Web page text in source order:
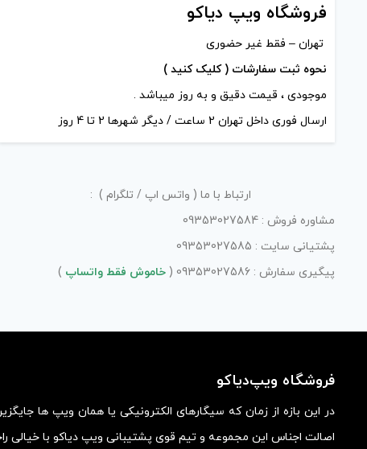
فروشگاه ویپ دیاکو
تهران – فقط غیر حضوری
نحوه ثبت سفارشات ( کلیک کنید )
موجودی ، قیمت دقیق و به روز میباشد .
ارسال فوری داخل تهران 2 ساعت / دیگر شهرها 2 تا 4 روز
ارتباط با ما ( واتس اپ / تلگرام ) :
مشاوره فروش : 09353027584
پشتیانی سایت : 09353027585
پیگیری سفارش : 09353027586 (
خاموش فقط واتساپ )
فروشگاه ویپ‌دیاکو
در این بازه از زمان که سیگارهای الکترونیکی یا همان ویپ ها
اصالت اجناس این مجموعه و تیم قوی پشتیبانی ویپ دیاکو با خیالی